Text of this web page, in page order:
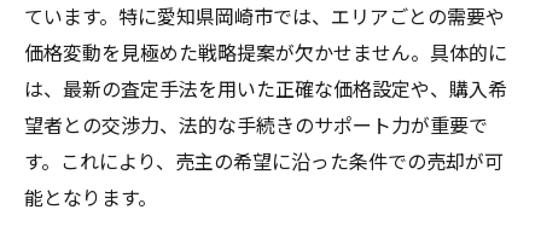
ています。特に愛知県岡崎市では、エリアごとの需要や
価格変動を見極めた戦略提案が欠かせません。具体的に
は、最新の査定手法を用いた正確な価格設定や、購入希
望者との交渉力、法的な手続きのサポート力が重要で
す。これにより、売主の希望に沿った条件での売却が可
能となります。